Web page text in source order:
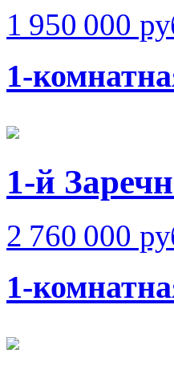
1 950 000
1-
1-й
2 760 000
1-